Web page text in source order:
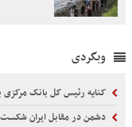
وبگردی
کنایه رئیس کل بانک مرکزی
دشمن در مقابل ایران